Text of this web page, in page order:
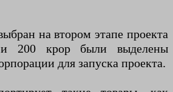
на втором этапе проекта
и 200 крор были выделены
для запуска проекта.